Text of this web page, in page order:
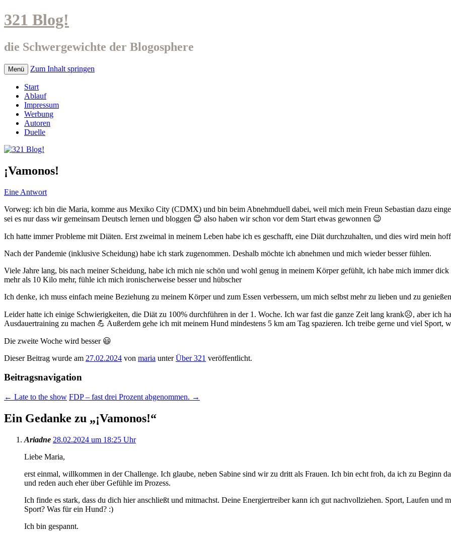
321 Blog!
die Schwergewichte der Blogosphere
Menü Zum Inhalt springen
Start
Ablauf
Impressum
Werbung
Autoren
Duelle
¡Vamonos!
Eine Antwort
Vorweg: ich bin die Maria, komme aus Mexiko City (CDMX) und bin beim Abnehmduell dabei, weil mich mein Freun Sebastian dazu
sei es nur dass wir gemeinsam Deutsch lernen und bloggen 😊 also haben wir schon vor dem Start etwas gewonnen 😉
Ich hatte immer Probleme mit Diäten. Erst zweimal in meinem Leben habe ich es geschafft, eine Diät durchzuhalten, und dies wird mein
Nach der Pandemie (inklusive Scheidung) habe ich stark zugenommen. Deshalb möchte ich abnehmen und mich wieder besser fühlen.
Viele Jahre lang, bis nach meiner Scheidung, habe ich mich nie schön und wohl genug in meinem Körper gefühlt, ich habe mich immer
mehr als 10 Kilo mehr, fühle ich mich ironischerweise besser und hübscher
Ich denke, ich muss einfach meine Beziehung zu meinem Körper und zum Essen verbessern, um mich selbst mehr zu lieben und zu
Leider hatte ich einige Schwierigkeiten, die Diät zu 100% durchführen in der 1. Woche. Ich war fast die ganze Zeit lang krank☹️, aber ich
Ausdauertraining zu machen 💪 Außerdem gehe ich mit meinem Hund mindestens 5 km am Tag spazieren. Ich treibe gerne und viel Sport,
Die zweite Woche wird besser 😃
Dieser Beitrag wurde am 27.02.2024 von maria unterÜber 321 veröffentlicht.
Beitragsnavigation
← Late to the show FDP – fast drei Prozent abgenommen. →
Ein Gedanke zu „¡Vamonos!“
Ariadne 28.02.2024 um 18:25 Uhr
Liebe Maria,
erst einmal, willkommen in der Challenge. Ich glaube, neben Sabine sind wir zu dritt als Frauen. Ich bin echt froh, da ich zu Beginn
und reden auch eher über Gefühle im Prozess.
Ich finde es stark, dass du dich hier anschließt und mitmachst. Deine Energiertreiber kann ich gut nachvollziehen. Sport, Laufen und
Sport? Was für ein Hund? :)
Ich bin gespannt.